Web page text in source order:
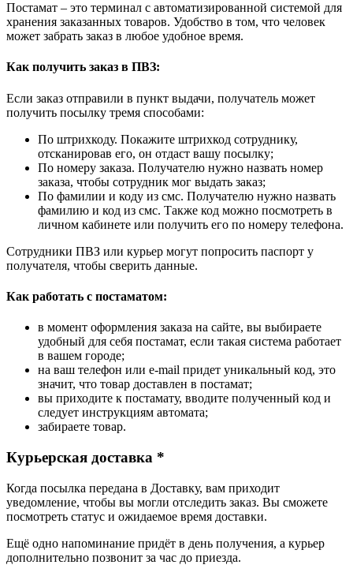
Постамат – это терминал с автоматизированной системой для
хранения заказанных товаров. Удобство в том, что человек
может забрать заказ в любое удобное время.
Как получить заказ в ПВЗ:
Если заказ отправили в пункт выдачи, получатель может
получить посылку тремя способами:
По штрихкоду. Покажите штрихкод сотруднику,
отсканировав его, он отдаст вашу посылку;
По номеру заказа. Получателю нужно назвать номер
заказа, чтобы сотрудник мог выдать заказ;
По фамилии и коду из смс. Получателю нужно назвать
фамилию и код из смс. Также код можно посмотреть в
личном кабинете или получить его по номеру телефона.
Сотрудники ПВЗ или курьер могут попросить паспорт у
получателя, чтобы сверить данные.
Как работать с постаматом:
в момент оформления заказа на сайте, вы выбираете
удобный для себя постамат, если такая система работает
в вашем городе;
на ваш телефон или e-mail придет уникальный код, это
значит, что товар доставлен в постамат;
вы приходите к постамату, вводите полученный код и
следует инструкциям автомата;
забираете товар.
Курьерская доставка *
Когда посылка передана в Доставку, вам приходит
уведомление, чтобы вы могли отследить заказ. Вы сможете
посмотреть статус и ожидаемое время доставки.
Ещё одно напоминание придёт в день получения, а курьер
дополнительно позвонит за час до приезда.